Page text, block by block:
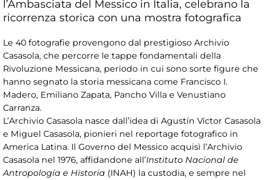
l’Ambasciata del Messico in Italia, celebrano la
ricorrenza storica con una mostra fotografica
Le 40 fotografie provengono dal prestigioso Archivio
Casasola, che percorre le tappe fondamentali della
Rivoluzione Messicana, periodo in cui sono sorte figure che
hanno segnato la storia messicana come Francisco I.
Madero, Emiliano Zapata, Pancho Villa e Venustiano
Carranza.
L’Archivio Casasola nasce dall’idea di Agustín Víctor Casasola
e Miguel Casasola, pionieri nel reportage fotografico in
America Latina. Il Governo del Messico acquisì l’Archivio
Casasola nel 1976, affidandone all’Instituto Nacional de
Antropología e Historia (INAH) la custodia, e sempre nel